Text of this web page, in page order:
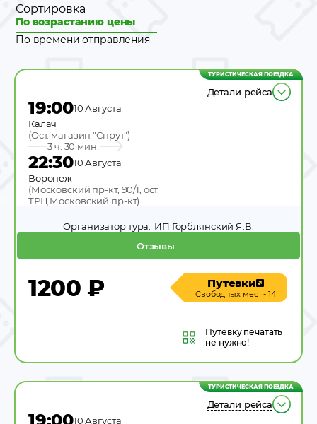
Сортировка
По возрастанию цены
По времени отправления
ТУРИСТИЧЕСКАЯ ПОЕЗДКА
Детали рейса
19:0010 Августа
Калач
(Ост. магазин "Спрут")
3 ч. 30 мин.
22:3010 Августа
Воронеж
(Московский пр-кт, 90/1, ост.
ТРЦ Московский пр-кт)
Отзывы
Организатор тура: ИП Горблянский Я.В.
1200 ₽ Путевки
Свободных мест - 14
Путевкупечатать
не нужно!
ТУРИСТИЧЕСКАЯ ПОЕЗДКА
Детали рейса
10 Августа